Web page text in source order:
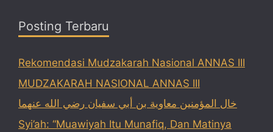
Posting Terbaru
Rekomendasi Mudzakarah Nasional ANNAS III
MUDZAKARAH NASIONAL ANNAS III
خال المؤمنين معاوية بن أبي سفيان رضي الله عنهما
Syi’ah: “Muawiyah Itu Munafiq, Dan Matinya